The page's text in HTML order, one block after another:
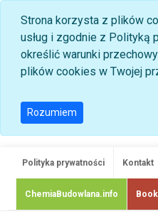
Strona korzysta z plików
usług i zgodnie z Polityką
określić warunki
plików cookies w Twojej
Rozumiem
Polityka prywatności Kontakt
ChemiaBudowlana.info